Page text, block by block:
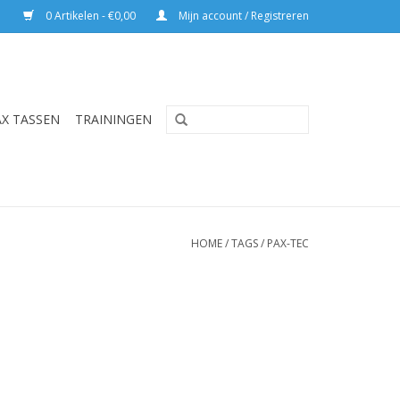
0 Artikelen - €0,00 Mijn account / Registreren
TASSEN TRAININGEN
HOME/TAGS/ PAX-TEC